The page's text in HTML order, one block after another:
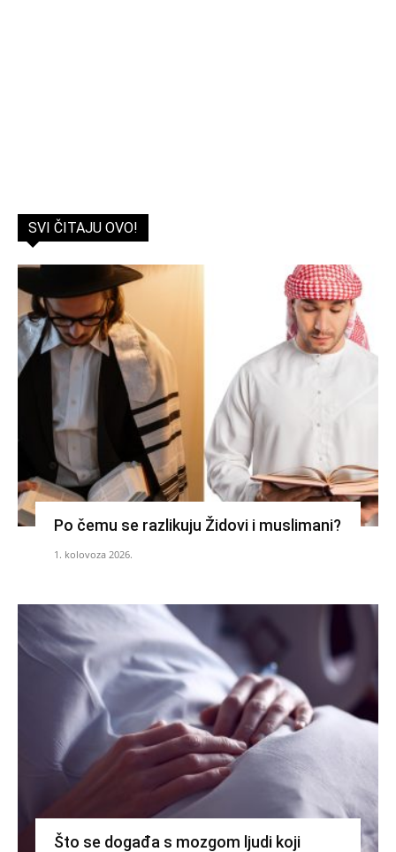
SVI ČITAJU OVO!
Po čemu se razlikuju Židovi i muslimani?
1. kolovoza 2026.
Što se događa s mozgom ljudi koji